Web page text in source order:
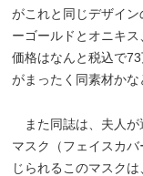
がこれと同じデザイ
ーゴールドとオニキス
価格はなんと税込で
がまったく同素材かな
また同誌は、夫人が
マスク（フェイスカ
じられるこのマスク